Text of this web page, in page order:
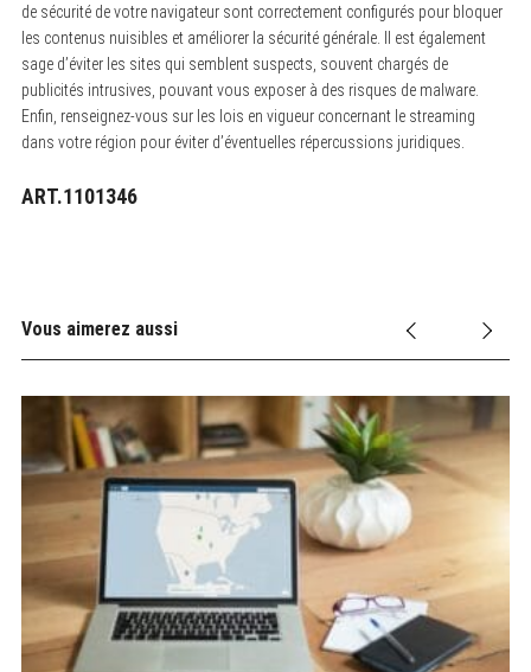
de sécurité de votre navigateur sont correctement configurés pour bloquer
les contenus nuisibles et améliorer la sécurité générale. Il est également
sage d’éviter les sites qui semblent suspects, souvent chargés de
publicités intrusives, pouvant vous exposer à des risques de malware.
Enfin, renseignez-vous sur les lois en vigueur concernant le streaming
dans votre région pour éviter d’éventuelles répercussions juridiques.
ART.1101346
Vous aimerez aussi